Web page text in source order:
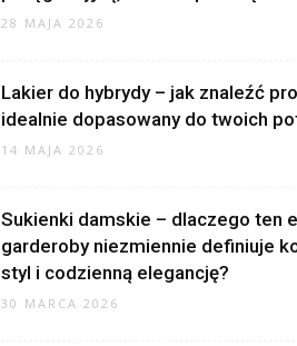
28 MAJA 2026
Lakier do hybrydy – jak znaleźć
idealnie dopasowany do twoich
14 MAJA 2026
Sukienki damskie – dlaczego ten
garderoby niezmiennie definiuje
styl i codzienną elegancję?
30 MARCA 2026